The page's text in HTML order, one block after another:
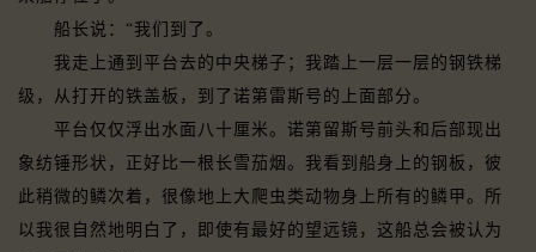
船长说：“我们到了。
我走上通到平台去的中央梯子；我踏上一层一层的钢铁梯
级，从打开的铁盖板，到了诺第雷斯号的上面部分。
平台仅仅浮出水面八十厘米。诺第留斯号前头和后部现出
象纺锤形状，正好比一根长雪茄烟。我看到船身上的钢板，彼
此稍微的鳞次着，很像地上大爬虫类动物身上所有的鳞甲。所
以我很自然地明白了，即使有最好的望远镜，这船总会被认为